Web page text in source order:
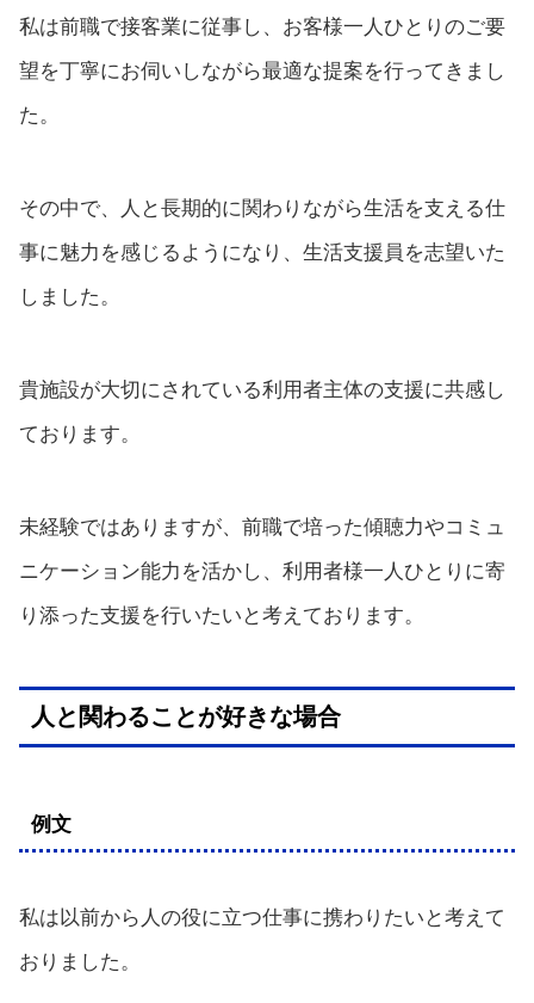
私は前職で接客業に従事し、お客様一人ひとりのご要
望を丁寧にお伺いしながら最適な提案を行ってきまし
た。
その中で、人と長期的に関わりながら生活を支える仕
事に魅力を感じるようになり、生活支援員を志望いた
しました。
貴施設が大切にされている利用者主体の支援に共感し
ております。
未経験ではありますが、前職で培った傾聴力やコミュ
ニケーション能力を活かし、利用者様一人ひとりに寄
り添った支援を行いたいと考えております。
人と関わることが好きな場合
例文
私は以前から人の役に立つ仕事に携わりたいと考えて
おりました。